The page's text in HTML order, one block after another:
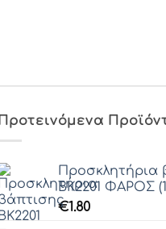
Προσκλητήρια
ΒΚ2201 ΦΑΡΟΣ
€1.80